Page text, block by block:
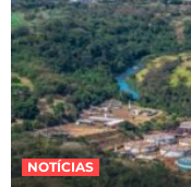
NOTÍCIAS